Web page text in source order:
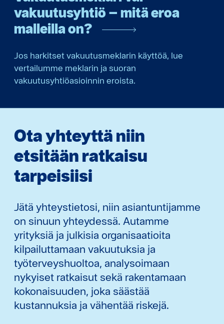
vakuutusyhtiö – mitä eroa
malleilla on?
Jos harkitset vakuutusmeklarin käyttöä, lue
vertailumme meklarin ja suoran
vakuutusyhtiöasioinnin eroista.
Ota yhteyttä niin
etsitään ratkaisu
tarpeisiisi
Jätä yhteystietosi, niin asiantuntijamme
on sinuun yhteydessä. Autamme
yrityksiä ja julkisia organisaatioita
kilpailuttamaan vakuutuksia ja
työterveyshuoltoa, analysoimaan
nykyiset ratkaisut sekä rakentamaan
kokonaisuuden, joka säästää
kustannuksia ja vähentää riskejä.